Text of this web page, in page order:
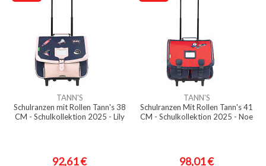
TANN'S
Schulranzen mit Rollen Tann's 38
CM - Schulkollektion 2025 - Lily
92,61 €
TANN'S
Schulranzen Mit Rollen Tann's 41
CM - Schulkollektion 2025 - Noe
98,01 €